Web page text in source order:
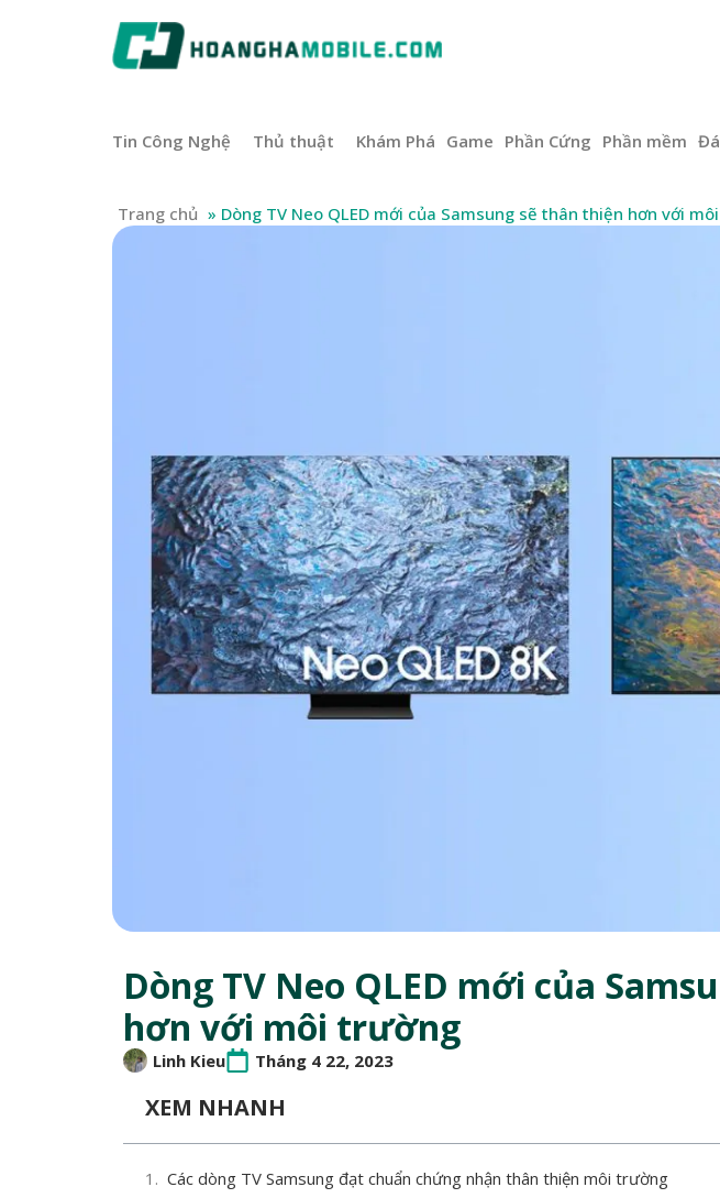
Tin Công Nghệ Thủ thuật Khám Phá Game Phần Cứng Phần mềm
Trang chủ » Dòng TV Neo QLED mới của Samsung sẽ thân thiện hơn với
Dòng TV Neo QLED mới của
hơn với môi trường
Linh Kieu Tháng 4 22, 2023
XEM NHANH
Các dòng TV Samsung đạt chuẩn chứng nhận thân thiện môi trường